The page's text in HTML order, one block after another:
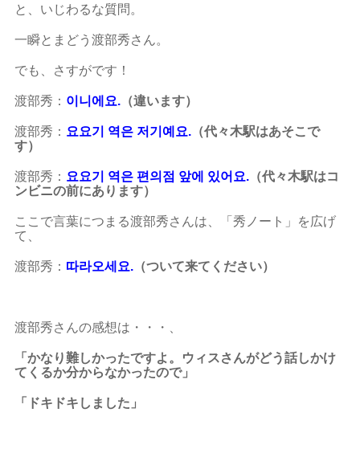
と、いじわるな質問。
一瞬とまどう渡部秀さん。
でも、さすがです！
渡部秀： 이니에요. （違います）
渡部秀： 요요기 역은 저기예요. （代々木駅はあそこで
す）
渡部秀： 요요기 역은 편의점 앞에 있어요. （代々木駅はコ
ンビニの前にあります）
ここで言葉につまる渡部秀さんは、
「秀ノート」を広げ
て、
渡部秀： 따라오세요. （ついて来てください）
渡部秀さんの感想は・・・、
「かなり難しかったですよ。ウィスさんがどう話しかけ
てくるか分からなかったので」
「ドキドキしました」